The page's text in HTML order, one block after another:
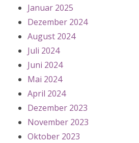
Januar 2025
Dezember 2024
August 2024
Juli 2024
Juni 2024
Mai 2024
April 2024
Dezember 2023
November 2023
Oktober 2023